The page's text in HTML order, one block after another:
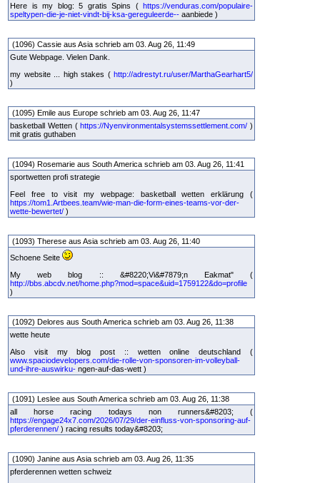
Here is my blog: 5 gratis Spins ( https://venduras.com/populaire-
speltypen-die-je-niet-vindt-bij-ksa-gereguleerde-- aanbiede )
(1096) Cassie aus Asia schrieb am 03. Aug 26, 11:49
Gute Webpage. Vielen Dank.
my website ... high stakes ( http://adrestyt.ru/user/MarthaGearhart5/
)
(1095) Emile aus Europe schrieb am 03. Aug 26, 11:47
basketball Wetten (https://Nyenvironmentalsystemssettlement.com/ )
mit gratis guthaben
(1094) Rosemarie aus South America schrieb am 03. Aug 26, 11:41
sportwetten profi strategie
Feel free to visit my webpage: basketball wetten erklärung (
https://tom1.Artbees.team/wie-man-die-form-eines-teams-vor-der-
wette-bewertet/ )
(1093) Therese aus Asia schrieb am 03. Aug 26, 11:40
Schoene Seite
My web blog :: &#8220;Vi&#7879;n Eakmat" (
http://bbs.abcdv.net/home.php?mod=space&uid=1759122&do=profile
)
(1092) Delores aus South America schrieb am 03. Aug 26, 11:38
wette heute
Also visit my blog post :: wetten online deutschland (
www.spaciodevelopers.com/die-rolle-von-sponsoren-im-volleyball-
und-ihre-auswirku- ngen-auf-das-wett )
(1091) Leslee aus South America schrieb am 03. Aug 26, 11:38
all horse racing todays non runners&#8203; (
https://engage24x7.com/2026/07/29/der-einfluss-von-sponsoring-auf-
pferderennen/ ) racing results today&#8203;
(1090) Janine aus Asia schrieb am 03. Aug 26, 11:35
pferderennen wetten schweiz